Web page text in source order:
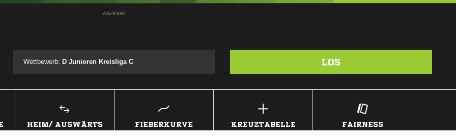
ANZEIGE
Wettbewerb: D Junioren Kreisliga C LOS
HEIM/ AUSWÄRTS FIEBERKURVE KREUZTABELLE FAIRNESS